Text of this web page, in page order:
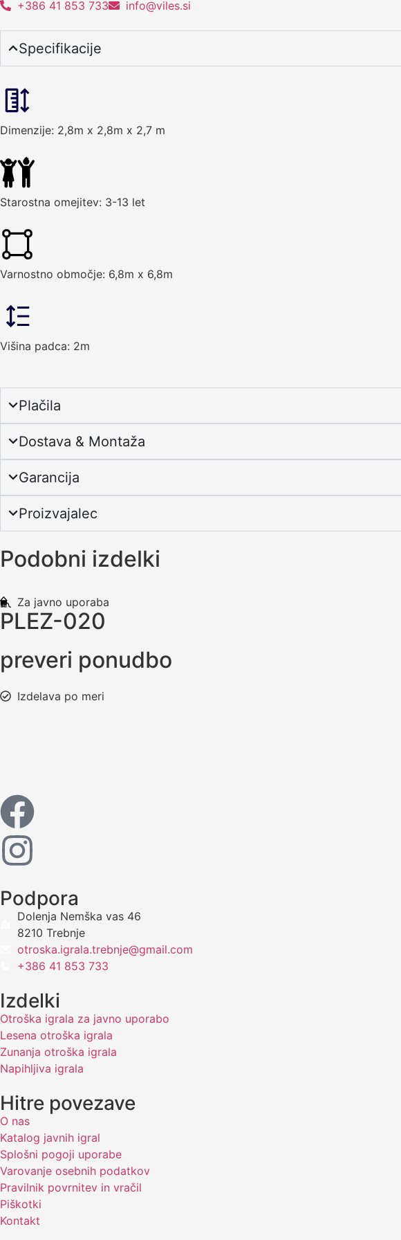
+386 41 853 733 info@viles.si
Specifikacije
Dimenzije: 2,8m x 2,8m x 2,7 m
Starostna omejitev: 3-13 let
Varnostno območje: 6,8m x 6,8m
Višina padca: 2m
Plačila
Dostava & Montaža
Garancija
Proizvajalec
Podobni izdelki
Za javno uporaba
PLEZ-020
preveri ponudbo
Izdelava po meri
Podpora
Dolenja Nemška vas 46
8210 Trebnje
otroska.igrala.trebnje@gmail.com
+386 41 853 733
Izdelki
Otroška igrala za javno uporabo
Lesena otroška igrala
Zunanja otroška igrala
Napihljiva igrala
Hitre povezave
O nas
Katalog javnih igral
Splošni pogoji uporabe
Varovanje osebnih podatkov
Pravilnik povrnitev in vračil
Piškotki
Kontakt